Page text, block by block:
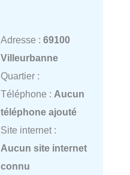
Adresse : 69100
Villeurbanne
Quartier :
Téléphone : Aucun
téléphone ajouté
Site internet :
Aucun site internet
connu